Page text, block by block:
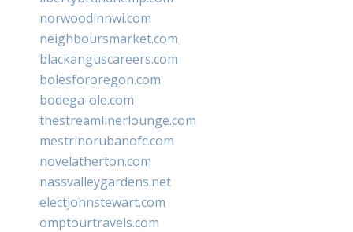
norwoodinnwi.com
neighboursmarket.com
blackanguscareers.com
bolesfororegon.com
bodega-ole.com
thestreamlinerlounge.com
mestrinorubanofc.com
novelatherton.com
nassvalleygardens.net
electjohnstewart.com
omptourtravels.com